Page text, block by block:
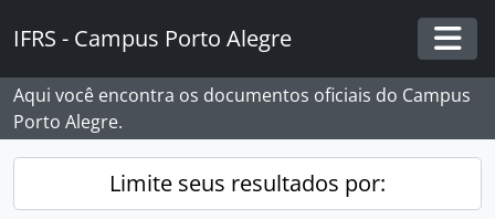
IFRS - Campus Porto Alegre
Aqui você encontra os documentos oficiais do Campus
Porto Alegre.
Limite seus resultados por: